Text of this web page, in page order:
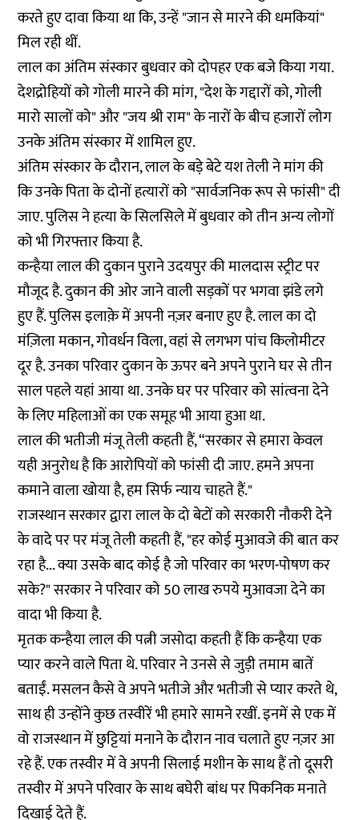
करते हुए दावा किया था कि, उन्हें "जान से मारने की धमकियां"
मिल रही थीं.
लाल का अंतिम संस्कार बुधवार को दोपहर एक बजे किया गया.
देशद्रोहियों को गोली मारने की मांग, "देश के गद्दारों को, गोली
मारो सालों को" और "जय श्री राम" के नारों के बीच हजारों लोग
उनके अंतिम संस्कार में शामिल हुए.
अंतिम संस्कार के दौरान, लाल के बड़े बेटे यश तेली ने मांग की
कि उनके पिता के दोनों हत्यारों को "सार्वजनिक रूप से फांसी" दी
जाए. पुलिस ने हत्या के सिलसिले में बुधवार को तीन अन्य लोगों
को भी गिरफ्तार किया है.
कन्हैया लाल की दुकान पुराने उदयपुर की मालदास स्ट्रीट पर
मौजूद है. दुकान की ओर जाने वाली सड़कों पर भगवा झंडे लगे
हुए हैं. पुलिस इलाक़े में अपनी नज़र बनाए हुए है. लाल का दो
मंज़िला मकान, गोवर्धन विला, वहां से लगभग पांच किलोमीटर
दूर है. उनका परिवार दुकान के ऊपर बने अपने पुराने घर से तीन
साल पहले यहां आया था. उनके घर पर परिवार को सांत्वना देने
के लिए महिलाओं का एक समूह भी आया हुआ था.
लाल की भतीजी मंजू तेली कहती हैं, “सरकार से हमारा केवल
यही अनुरोध है कि आरोपियों को फांसी दी जाए. हमने अपना
कमाने वाला खोया है, हम सिर्फ न्याय चाहते हैं."
राजस्थान सरकार द्वारा लाल के दो बेटों को सरकारी नौकरी देने
के वादे पर पर मंजू तेली कहती हैं, "हर कोई मुआवजे की बात कर
रहा है... क्या उसके बाद कोई है जो परिवार का भरण-पोषण कर
सके?" सरकार ने परिवार को 50 लाख रुपये मुआवजा देने का
वादा भी किया है.
मृतक कन्हैया लाल की पत्नी जसोदा कहती हैं कि कन्हैया एक
प्यार करने वाले पिता थे. परिवार ने उनसे से जुड़ी तमाम बातें
बताईं. मसलन कैसे वे अपने भतीजे और भतीजी से प्यार करते थे,
साथ ही उन्होंने कुछ तस्वीरें भी हमारे सामने रखीं. इनमें से एक में
वो राजस्थान में छुट्टियां मनाने के दौरान नाव चलाते हुए नज़र आ
रहे हैं. एक तस्वीर में वे अपनी सिलाई मशीन के साथ हैं तो दूसरी
तस्वीर में अपने परिवार के साथ बघेरी बांध पर पिकनिक मनाते
दिखाई देते हैं.